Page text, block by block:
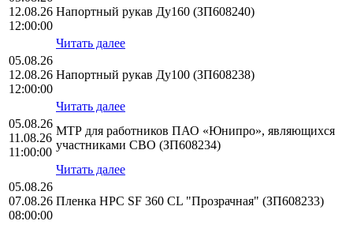
12.08.26
12:00:00
Напортный рукав Ду160 (ЗП608240)
Читать далее
05.08.26
12.08.26
12:00:00
Напортный рукав Ду100 (ЗП608238)
Читать далее
05.08.26
11.08.26
11:00:00
МТР для работников ПАО «Юнипро», являющихся
участниками СВО (ЗП608234)
Читать далее
05.08.26
07.08.26
08:00:00
Пленка HPС SF 360 CL "Прозрачная" (ЗП608233)